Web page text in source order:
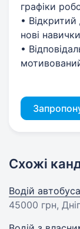
графіки
•
нові навички
•
Схожі
Водій автобуса
45000 грн,